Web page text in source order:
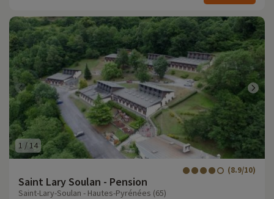
1 /14
Saint Lary Soulan - Pension
(8.9/10)
Saint-Lary-Soulan - Hautes-Pyrénées (65)